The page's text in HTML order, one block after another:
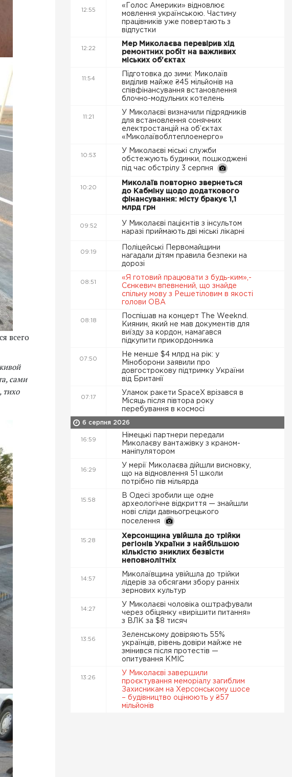
всего
сами
тихо
12:55
«Голос Америки» відновлює
мовлення українською. Частину
працівників уже повертають з
відпустки
12:22
Мер Миколаєва перевірив хід
ремонтних робіт на важливих
міських об'єктах
11:54
Підготовка до зими: Миколаїв
виділив майже ₴45 мільйонів на
співфінансування встановлення
блочно-модульних котелень
11:21
У Миколаєві визначили підрядників
для встановлення сонячних
електростанцій на об’єктах
«Миколаївоблтеплоенерго»
10:53
У Миколаєві міські служби
обстежують будинки, пошкоджені
під час обстрілу 3 серпня
10:20
Миколаїв повторно звернеться
до Кабміну щодо додаткового
фінансування: місту бракує 1,1
млрд грн
09:52
У Миколаєві пацієнтів з інсультом
наразі приймають дві міські лікарні
09:19
Поліцейські Первомайщини
нагадали дітям правила безпеки на
дорозі
08:51
«Я готовий працювати з будь-ким»,-
Сєнкевич впевнений, що знайде
спільну мову з Решетіловим в якості
голови ОВА
08:18
Поспішав на концерт The Weeknd.
Киянин, який не мав документів для
виїзду за кордон, намагався
підкупити прикордонника
07:50
Не менше $4 млрд на рік: у
Міноборони заявили про
довгострокову підтримку України
від Британії
07:17
Уламок ракети SpaceX врізався в
Місяць після півтора року
перебування в космосі
6 серпня 2026
16:59
Німецькі партнери передали
Миколаєву вантажівку з краном-
маніпулятором
16:29
У мерії Миколаєва дійшли висновку,
що на відновлення 51 школи
потрібно пів мільярда
15:58
В Одесі зробили ще одне
археологічне відкриття — знайшли
нові сліди давньогрецького
поселення
15:28
Херсонщина увійшла до трійки
регіонів України з найбільшою
кількістю зниклих безвісти
неповнолітніх
14:57
Миколаївщина увійшла до трійки
лідерів за обсягами збору ранніх
зернових культур
14:27
У Миколаєві чоловіка оштрафували
через обіцянку «вирішити питання»
з ВЛК за $8 тисяч
13:56
Зеленському довіряють 55%
українців, рівень довіри майже не
змінився після протестів —
опитування КМІС
13:26
У Миколаєві завершили
проєктування меморіалу загиблим
Захисникам на Херсонському шосе
– будівництво оцінюють у ₴57
мільйонів